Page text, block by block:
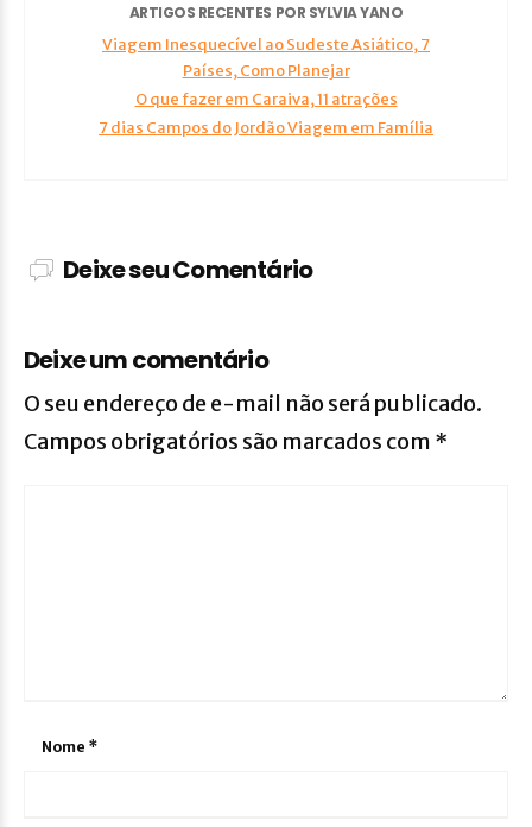
ARTIGOS RECENTES POR SYLVIA YANO
Viagem Inesquecível ao Sudeste Asiático, 7
Países, Como Planejar
O que fazer em Caraiva, 11 atrações
7 dias Campos do Jordão Viagem em Família
Deixe seu Comentário
Deixe um comentário
O seu endereço de e-mail não será publicado.
Campos obrigatórios são marcados com *
Nome *